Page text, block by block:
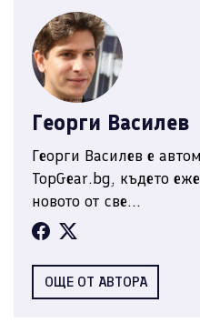
Георги Василев
Георги Василев е
TopGear.bg, където
новото от све...
ОЩЕ ОТ АВТОРА